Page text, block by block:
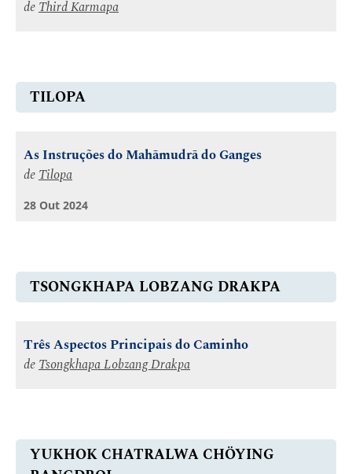
deThird Karmapa
TILOPA
As Instruções do Mahāmudrā do Ganges
deTilopa
28 Out 2024
TSONGKHAPA LOBZANG DRAKPA
Três Aspectos Principais do Caminho
deTsongkhapa Lobzang Drakpa
YUKHOK CHATRALWA CHÖYING